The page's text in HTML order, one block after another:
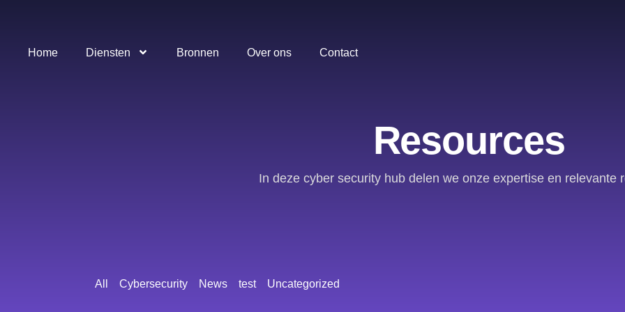
Home Diensten Bronnen Over ons Contact
Resources
In deze cyber security hub delen we onze expertise en relevante
Cybersecurity News test Uncategorized
All